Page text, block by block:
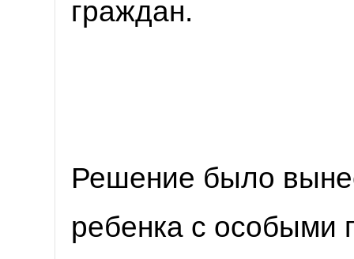
граждан.
Решение было
ребенка с особыми